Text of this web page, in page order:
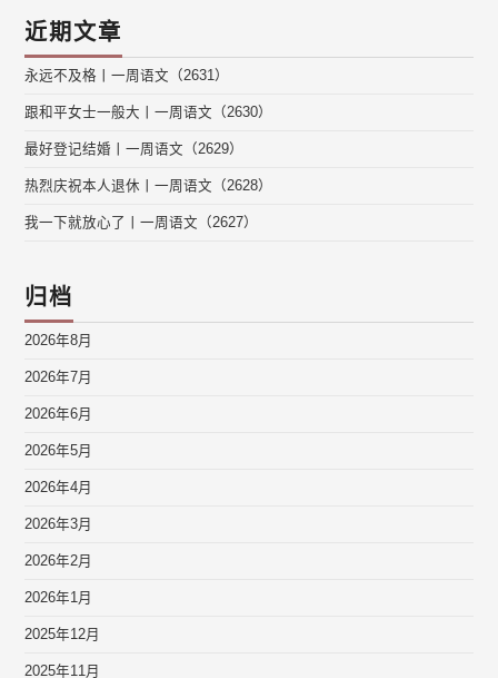
近期文章
永远不及格丨一周语文（2631）
跟和平女士一般大丨一周语文（2630）
最好登记结婚丨一周语文（2629）
热烈庆祝本人退休丨一周语文（2628）
我一下就放心了丨一周语文（2627）
归档
2026年8月
2026年7月
2026年6月
2026年5月
2026年4月
2026年3月
2026年2月
2026年1月
2025年12月
2025年11月